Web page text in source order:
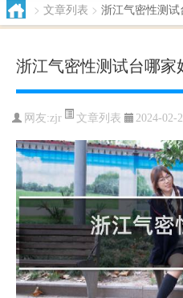
> 文章列表 > 浙江气密性测
浙江气密性测试台哪家
网友:zjr 文章列表 2024-02-